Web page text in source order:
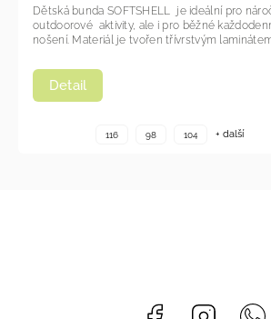
Detail
Dětská bunda SOFTSHELL je ideální pro náročné
outdoorové aktivity, ale i pro běžné každodenní
nošení. Materiál je tvořen třívrstvým laminátem,...
98 104 + další
Facebook Instagram